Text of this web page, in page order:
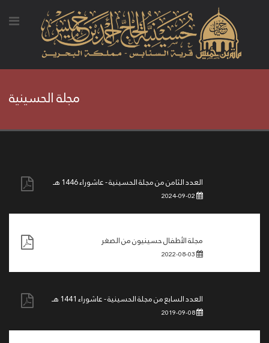
مجلة الحسينية
العدد الثامن من مجلة الحسينية - عاشوراء 1446 هـ
مجلة الأطفال حسينيون من الصغر
العدد السابع من مجلة الحسينية - عاشوراء 1441 هـ